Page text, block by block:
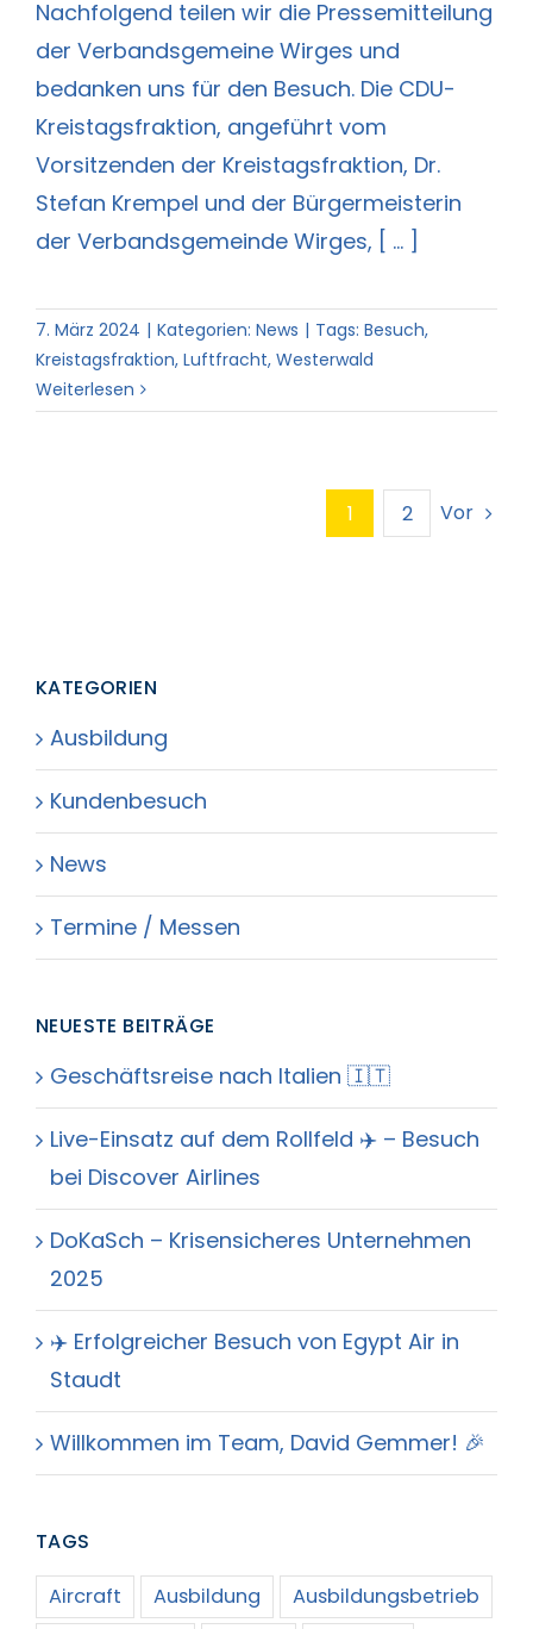
Nachfolgend teilen wir die Pressemitteilung
der Verbandsgemeine Wirges und
bedanken uns für den Besuch. Die CDU-
Kreistagsfraktion, angeführt vom
Vorsitzenden der Kreistagsfraktion, Dr.
Stefan Krempel und der Bürgermeisterin
der Verbandsgemeinde Wirges, [ ... ]
7. März 2024 | Kategorien: News | Tags: Besuch,
Kreistagsfraktion, Luftfracht, Westerwald
Weiterlesen
1 2 Vor
KATEGORIEN
Ausbildung
Kundenbesuch
News
Termine / Messen
NEUESTE BEITRÄGE
Geschäftsreise nach Italien 🇮🇹
Live-Einsatz auf dem Rollfeld ✈️ – Besuch
bei Discover Airlines
DoKaSch – Krisensicheres Unternehmen
2025
✈️ Erfolgreicher Besuch von Egypt Air in
Staudt
Willkommen im Team, David Gemmer! 🎉
TAGS
Aircraft
Ausbildung
Ausbildungsbetrieb